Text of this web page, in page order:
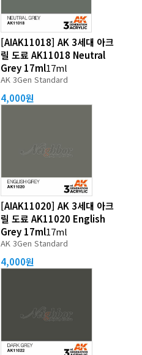
[AIAK11018] AK 3세대 아크
릴 도료 AK11018 Neutral
Grey 17ml17ml
AK 3Gen Standard
4,000원
[AIAK11020] AK 3세대 아크
릴 도료 AK11020 English
Grey 17ml17ml
AK 3Gen Standard
4,000원